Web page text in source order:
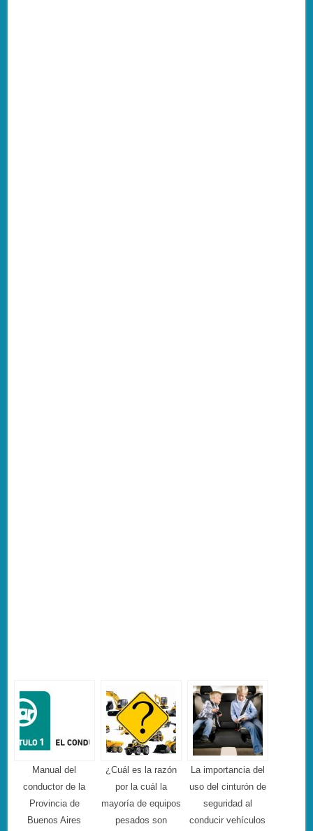
Manual del
conductor de la
Provincia de
Buenos Aires
¿Cuál es la razón
por la cuál la
mayoría de equipos
pesados son
La importancia del
uso del cinturón de
seguridad al
conducir vehículos